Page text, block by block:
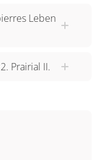
Leben
Prairial II.